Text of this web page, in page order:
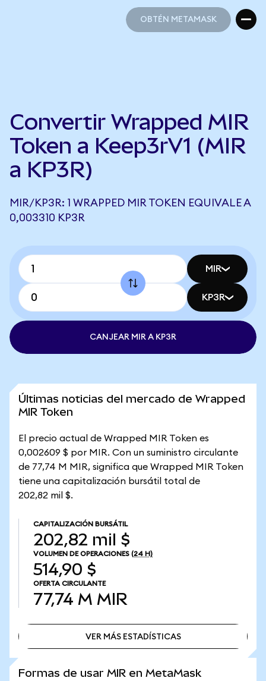
OBTÉN METAMASK
Convertir Wrapped MIR
Token a Keep3rV1 (MIR
a KP3R)
MIR/KP3R: 1 WRAPPED MIR TOKEN EQUIVALE A
0,003310 KP3R
MIR
KP3R
CANJEAR MIR A KP3R
Últimas noticias del mercado de Wrapped
MIR Token
El precio actual de Wrapped MIR Token es
0,002609 $ por MIR. Con un suministro circulante
de 77,74 M MIR, significa que Wrapped MIR Token
tiene una capitalización bursátil total de
202,82 mil $.
CAPITALIZACIÓN BURSÁTIL
202,82 mil $
VOLUMEN DE OPERACIONES (24 H)
514,90 $
OFERTA CIRCULANTE
77,74 M MIR
VER MÁS ESTADÍSTICAS
Formas de usar MIR en MetaMask